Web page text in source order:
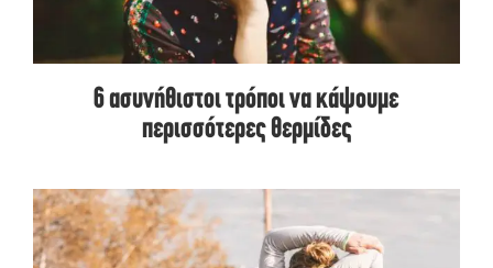
6 ασυνήθιστοι τρόποι να κάψουμε
περισσότερες θερμίδες